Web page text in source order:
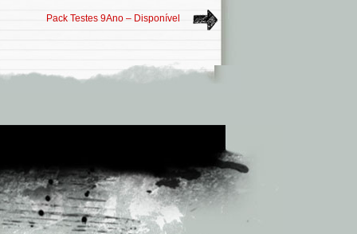
Pack Testes 9Ano – Disponível